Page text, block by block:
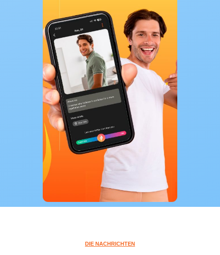
DIE NACHRICHTEN